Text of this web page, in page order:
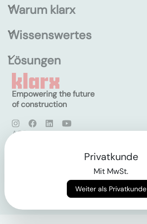
Warum klarx
Wissenswertes
Lösungen
Empowering the future
of construction
AGB
Privatkunde
Mit MwSt.
Weiter als Privatkunde